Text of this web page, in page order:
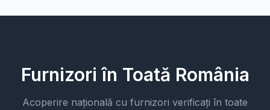
Furnizori în Toată România
Acoperire națională cu furnizori verificați în toate